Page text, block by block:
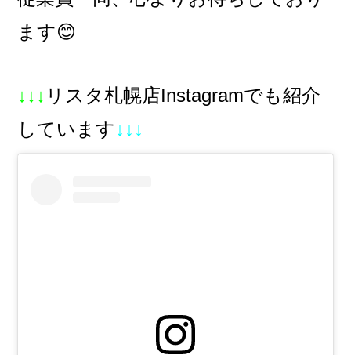
ます😊
↓↓↓ リスタ札幌店Instagramでも紹介
しています↓↓↓